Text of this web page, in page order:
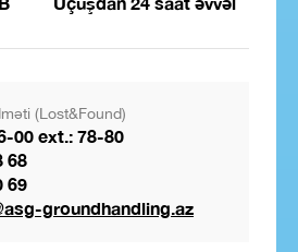
(Lost&Found)
00 ext.: 78-80
68
69
groundhandling.az